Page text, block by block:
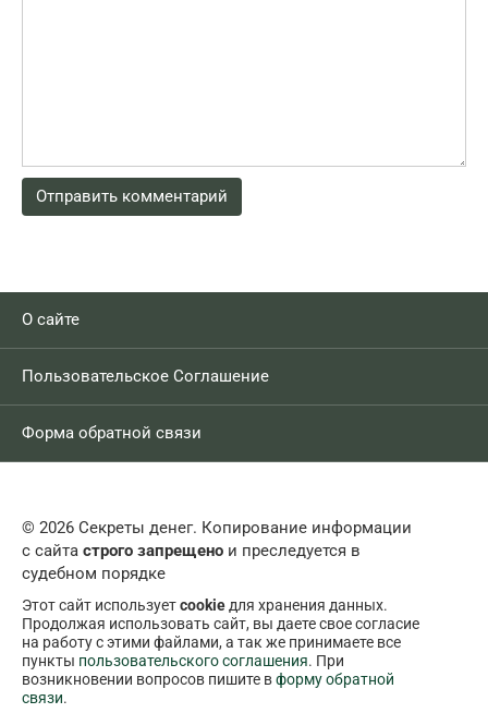
О сайте
Пользовательское Соглашение
Форма обратной связи
© 2026 Секреты денег. Копирование информации
с сайта строго запрещено и преследуется в
судебном порядке
Этот сайт используетcookie для хранения данных.
Продолжая использовать сайт, вы даете свое согласие
на работу с этими файлами, а так же принимаете все
пункты пользовательского соглашения. При
возникновении вопросов пишите вформу обратной
связи.